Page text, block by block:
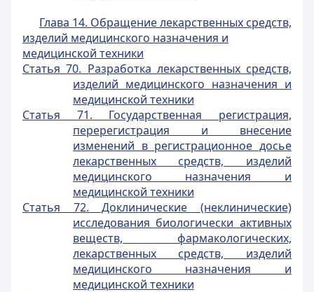
Глава 14. Обращение лекарственных средств,
изделий медицинского назначения и
медицинской техники
Статья 70. Разработка лекарственных средств,
изделий медицинского назначения и
медицинской техники
Статья 71. Государственная регистрация,
перерегистрация и внесение
изменений в регистрационное досье
лекарственных средств, изделий
медицинского назначения и
медицинской техники
Статья 72. Доклинические (неклинические)
исследования биологически активных
веществ, фармакологических,
лекарственных средств, изделий
медицинского назначения и
медицинской техники